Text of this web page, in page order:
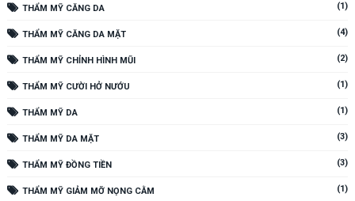
THẨM MỸ CĂNG DA (1)
THẨM MỸ CĂNG DA MẶT (4)
THẨM MỸ CHỈNH HÌNH MŨI (2)
THẨM MỸ CƯỜI HỞ NƯỚU (1)
THẨM MỸ DA (1)
THẨM MỸ DA MẶT (3)
THẨM MỸ ĐỒNG TIỀN (3)
THẨM MỸ GIẢM MỠ NỌNG CẰM (1)